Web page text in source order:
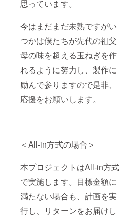
思っています。
今はまだまだ未熟ですがい
つかは僕たちが先代の祖父
母の味を超える玉ねぎを作
れるように努力し、製作に
励んで参りますので是非、
応援をお願いします。
＜All-in方式の場合＞
本プロジェクトはAll-in方式
で実施します。目標金額に
満たない場合も、計画を実
行し、リターンをお届けし